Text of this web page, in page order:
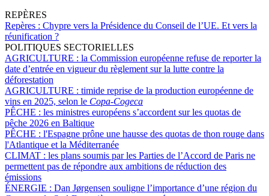
REPÈRES
Repères : Chypre vers la Présidence du Conseil de l’UE. Et vers la
réunification ?
POLITIQUES SECTORIELLES
AGRICULTURE : la Commission européenne refuse de reporter la
date d’entrée en vigueur du règlement sur la lutte contre la
déforestation
AGRICULTURE : timide reprise de la production européenne de
vins en 2025, selon le Copa-Cogeca
PÊCHE : les ministres européens s’accordent sur les quotas de
pêche 2026 en Baltique
PÊCHE : l'Espagne prône une hausse des quotas de thon rouge dans
l'Atlantique et la Méditerranée
CLIMAT : les plans soumis par les Parties de l’Accord de Paris ne
permettent pas de répondre aux ambitions de réduction des
émissions
ÉNERGIE : Dan Jørgensen souligne l’importance d’une région du